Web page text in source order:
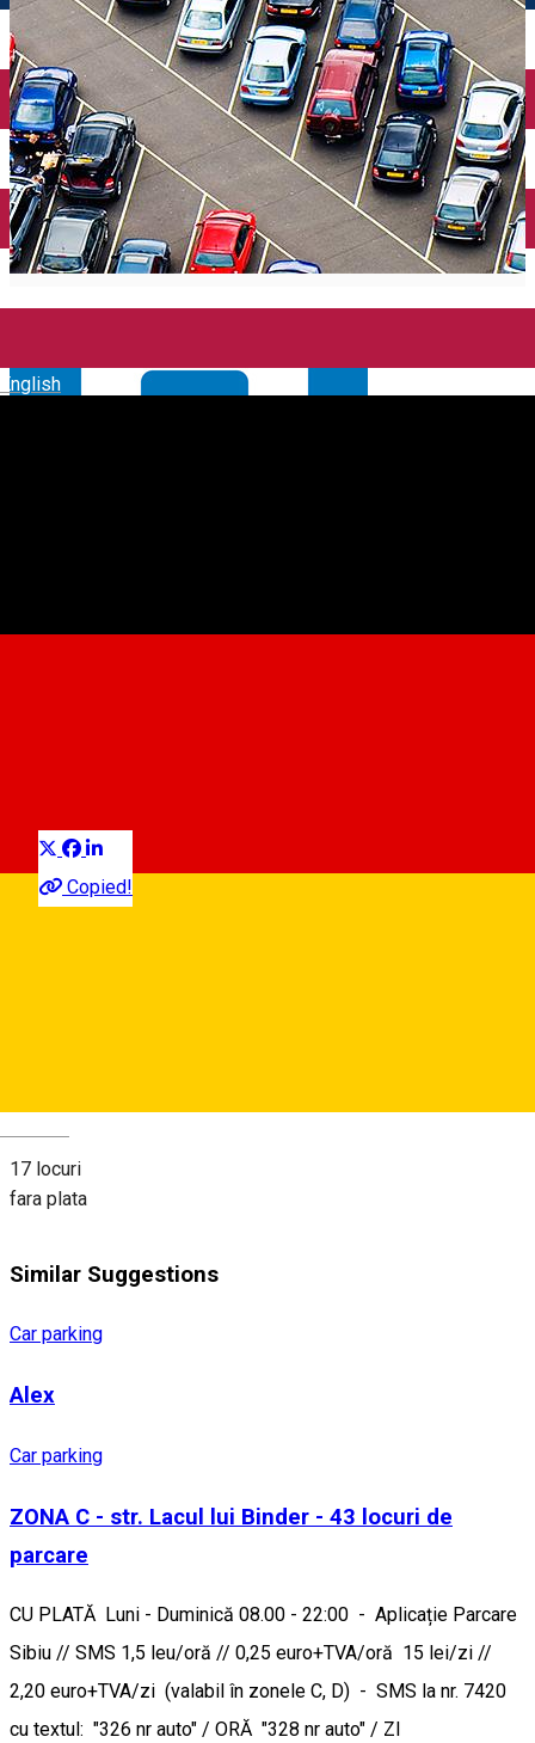
English
Copied!
17 locuri
fara plata
Similar Suggestions
Car parking
Alex
Car parking
ZONA C - str. Lacul lui Binder - 43 locuri de
parcare
CU PLATĂ Luni - Duminică 08.00 - 22:00 - Aplicație Parcare
Sibiu // SMS 1,5 leu/oră // 0,25 euro+TVA/oră 15 lei/zi //
2,20 euro+TVA/zi (valabil în zonele C, D) - SMS la nr. 7420
cu textul: "326 nr auto" / ORĂ "328 nr auto" / ZI